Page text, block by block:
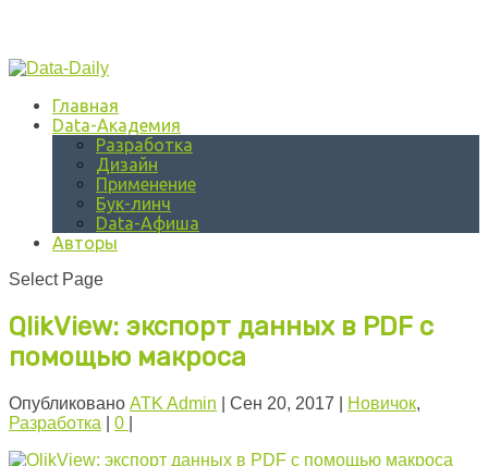
Главная
Data-Академия
Разработка
Дизайн
Применение
Бук-линч
Data-Афиша
Авторы
Select Page
QlikView: экспорт данных в PDF с
помощью макроса
Опубликовано ATK Admin Сен 20, 2017 Новичок,
Разработка
0